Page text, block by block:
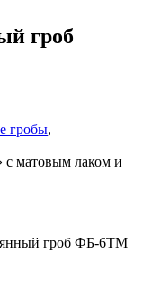
гроб
гробы,
с матовым лаком и
гроб ФБ-6ТМ